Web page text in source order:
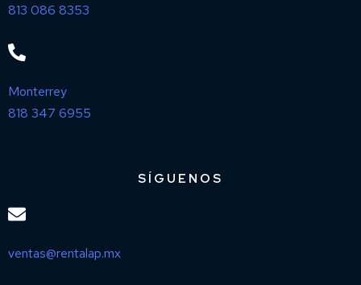
813 086 8353
Monterrey
818 347 6955
SÍGUENOS
ventas@rentalap.mx